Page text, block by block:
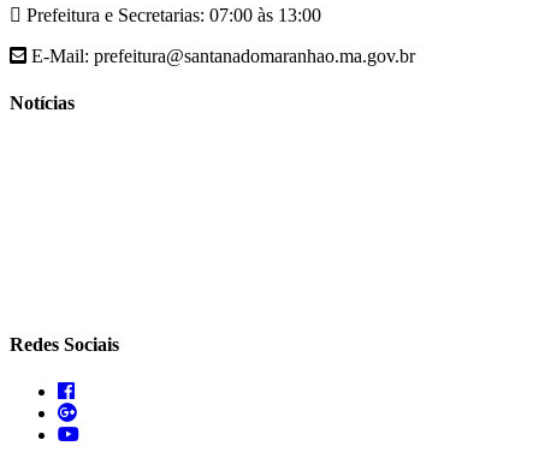
Prefeitura e Secretarias: 07:00 às 13:00
E-Mail: prefeitura@santanadomaranhao.ma.gov.br
Notícias
Redes Sociais